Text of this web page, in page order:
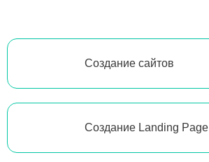
Создание сайтов
Создание Landing Page